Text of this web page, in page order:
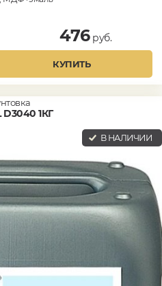
476руб.
КУПИТЬ
D3040 1КГ
В НАЛИЧИИ